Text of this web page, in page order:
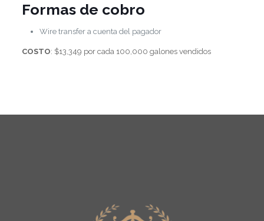
Formas de cobro
Wire transfer a cuenta del pagador
COSTO: $13,349 por cada 100,000 galones vendidos